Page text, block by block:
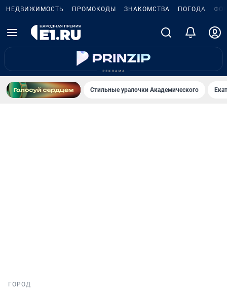
НЕДВИЖИМОСТЬ ПРОМОКОДЫ ЗНАКОМСТВА ПОГОДА
Стильные уралочки Академического
ГОРОД